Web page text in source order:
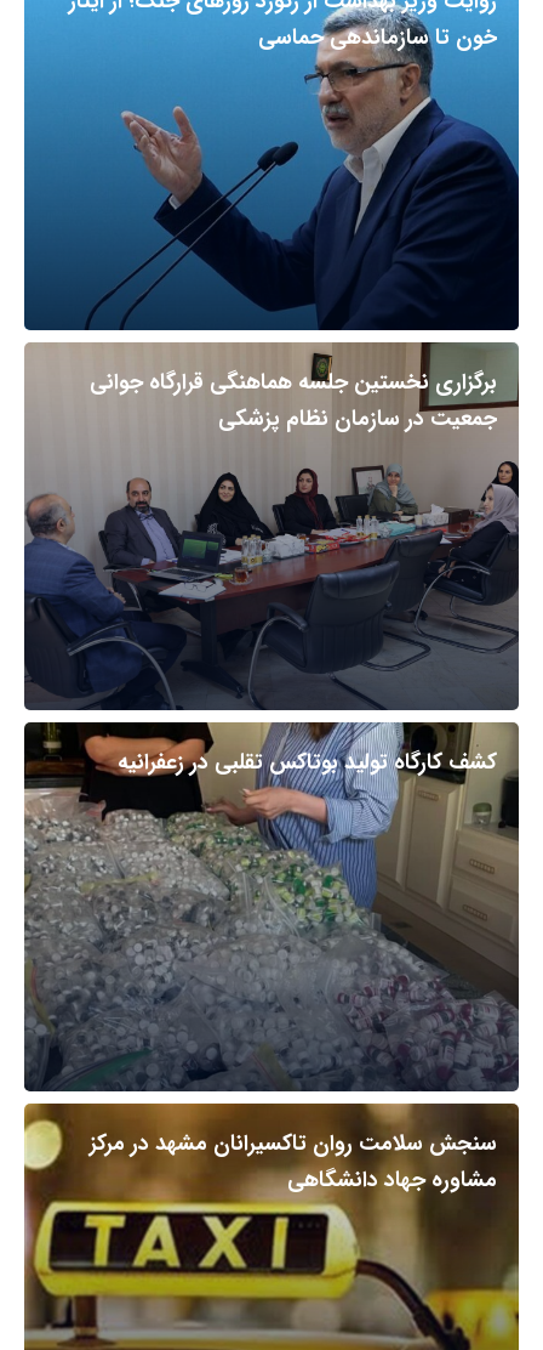
خون تا سازماندهی حماسی
برگزاری نخستین جلسه هماهنگی قرارگاه جوانی
جمعیت در سازمان نظام پزشکی
کشف کارگاه تولید بوتاکس تقلبی در زعفرانیه
سنجش سلامت روان تاکسیرانان مشهد در مرکز
مشاوره جهاد دانشگاهی